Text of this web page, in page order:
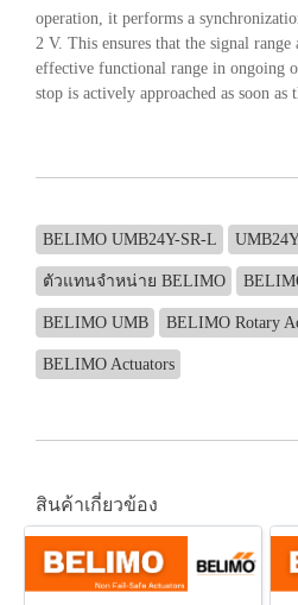
operation, it performs a
2 V. This ensures that the signal range
effective functional range in ongoing
stop is actively approached as soon
BELIMO UMB24Y-SR-L
ตัวแทนจำหน่าย BELIMO
BELIMO UMB BELIMO Rotary
BELIMO Actuators
สินค้าเกี่ยวข้อง